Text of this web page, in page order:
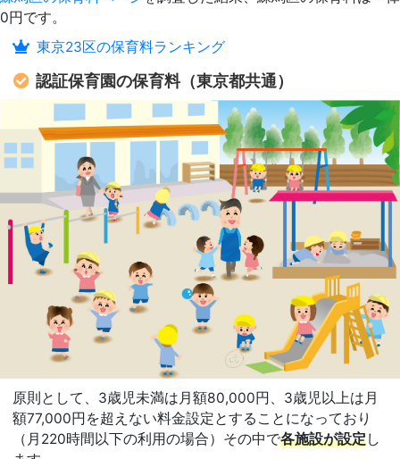
0円です。
東京23区の保育料ランキング
認証保育園の保育料（東京都共通）
原則として、3歳児未満は月額80,000円、3歳児以上は月
額77,000円を超えない料金設定とすることになっており
（月220時間以下の利用の場合）その中で各施設が設定し